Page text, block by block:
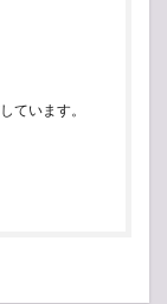
ています。